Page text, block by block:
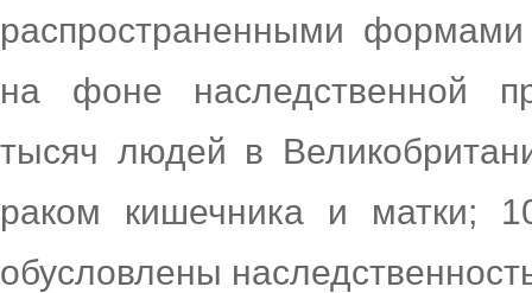
распространенными
на фоне наследственной
тысяч людей в
раком кишечника и матки;
обусловлены